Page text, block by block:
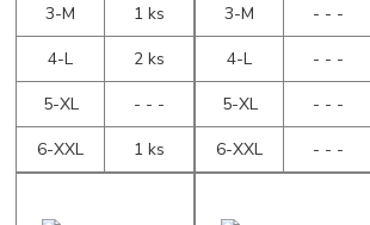
3-M
1 ks
4-L
2 ks
5-XL
- - -
6-XXL
1 ks
3-M
- - -
4-L
- - -
5-XL
- - -
6-XXL
- - -